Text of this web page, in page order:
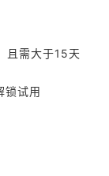
且需大于15天
锁试用